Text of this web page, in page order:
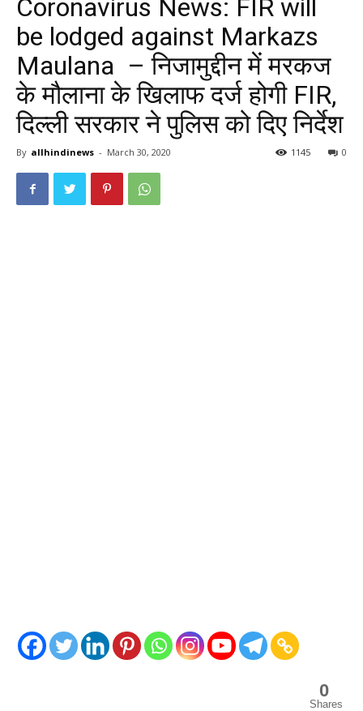
Coronavirus News: FIR will
be lodged against Markazs
Maulana – निजामुद्दीन में मरकज
के मौलाना के खिलाफ दर्ज होगी FIR,
दिल्ली सरकार ने पुलिस को दिए निर्देश
By allhindinews - March 30, 2020 0
1145
0
Shares